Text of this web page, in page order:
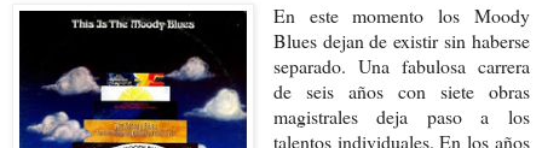
En este momento los Moody
Blues dejan de existir sin haberse
separado. Una fabulosa carrera
de seis años con siete obras
magistrales deja paso a los
talentos individuales. En los años